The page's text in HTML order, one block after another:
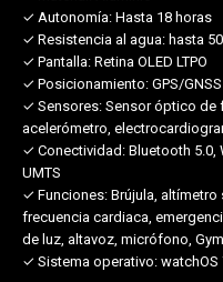
✓ Autonomía: Hasta 18 horas
✓ Resistencia al agua: hasta
✓ Pantalla: Retina OLED LTPO
✓ Posicionamiento: GPS/GNSS
✓ Sensores: Sensor óptico de
acelerómetro,
✓ Conectividad: Bluetooth 5.0,
UMTS
✓ Funciones: Brújula,
frecuencia cardiaca,
de luz, altavoz, micrófono,
✓ Sistema operativo: watchOS